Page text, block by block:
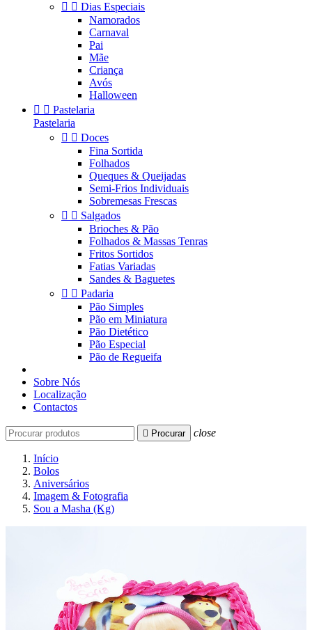
  Dias Especiais
Namorados
Carnaval
Pai
Mãe
Criança
Avós
Halloween
  Pastelaria
Pastelaria
  Doces
Fina Sortida
Folhados
Queques & Queijadas
Semi-Frios Individuais
Sobremesas Frescas
  Salgados
Brioches & Pão
Folhados & Massas Tenras
Fritos Sortidos
Fatias Variadas
Sandes & Baguetes
  Padaria
Pão Simples
Pão em Miniatura
Pão Dietético
Pão Especial
Pão de Regueifa
Sobre Nós
Localização
Contactos
 Procurar close
Início
Bolos
Aniversários
Imagem & Fotografia
Sou a Masha (Kg)